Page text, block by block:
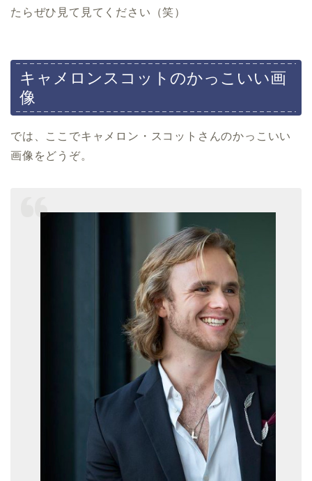
たらぜひ見て見てください（笑）
キャメロンスコットのかっこいい画
像
では、ここでキャメロン・スコットさんのかっこいい
画像をどうぞ。